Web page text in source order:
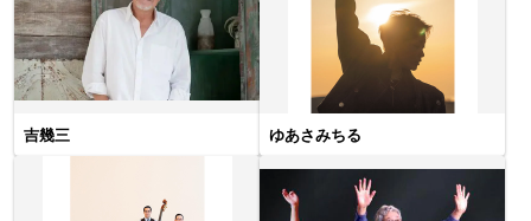
吉幾三 ゆあさみちる